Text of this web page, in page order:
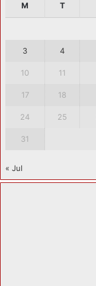
M T
3 4
10 11
17 18
24 25
31
« Jul